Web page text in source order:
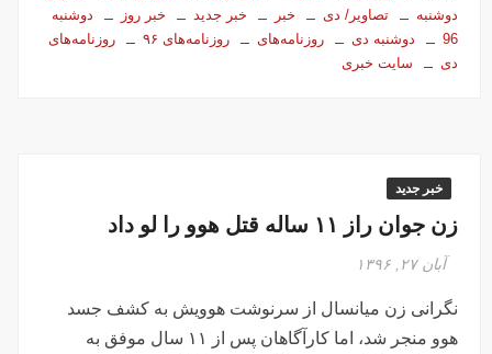
دوشنبه
تصاویر/ دی خبر خبر جدید خبر روز
دوشنبه
96
دوشنبه دی روزنامه‌های روزنامه‌های ۹۶
روزنامه‌های
دی
سایت خبری
خبر جدید
زن جوان راز ۱۱ ساله قتل هوو را لو داد
آبان ۲۷, ۱۳۹۶
نگرانی زن میانسال از سرنوشت هوویش به کشف جسد
هوو منجر شد، اما کارآگاهان پس از ۱۱ سال موفق به